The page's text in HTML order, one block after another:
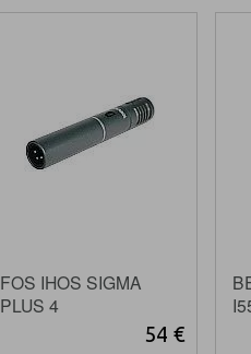
FOS IHOS SIGMA
PLUS 4
54 €